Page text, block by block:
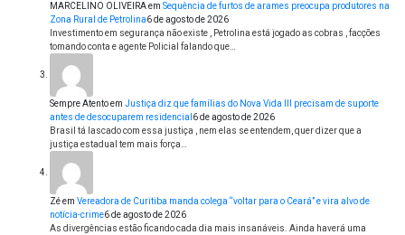
MARCELINO OLIVEIRAem Sequência de furtos de arames preocupa produtores na
Zona Rural de Petrolina6 de agosto de 2026
Investimento em segurança não existe , Petrolina está jogado as cobras , facções
tomando conta e agente Policial falando que…
Sempre Atentoem Justiça diz que famílias do Nova Vida III precisam de suporte
antes de desocuparem residencial 6 de agosto de 2026
Brasil tá lascado com essa justiça , nem elas se entendem, quer dizer que a
justiça estadual tem mais força…
Zéem Vereadora de Curitiba manda colega “voltar para o Ceará” e vira alvo de
notícia-crime6 de agosto de 2026
As divergências estão ficando cada dia mais insanáveis. Ainda haverá uma